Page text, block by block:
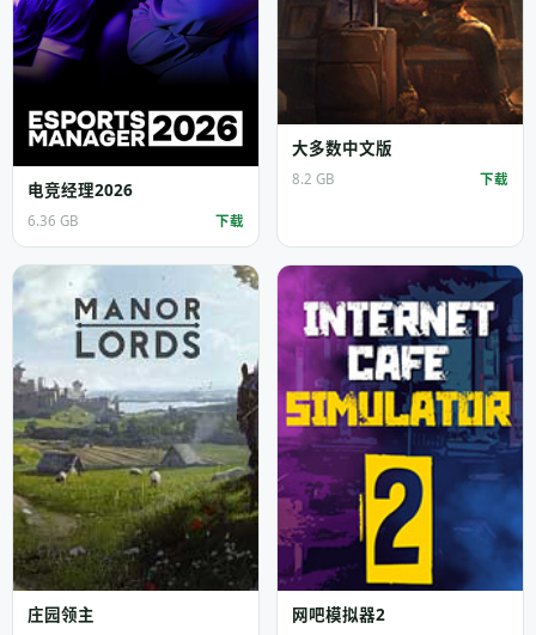
电竞经理2026
6.36 GB 下载
大多数中文版
8.2 GB 下载
庄园领主 网吧模拟器2